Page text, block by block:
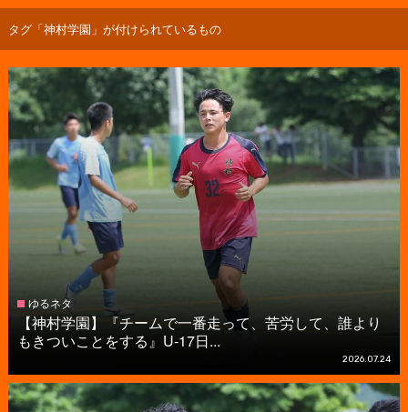
タグ「神村学園」が付けられているもの
ゆるネタ
【神村学園】『チームで一番走って、苦労して、誰より
もきついことをする』U-17日...
2026.07.24